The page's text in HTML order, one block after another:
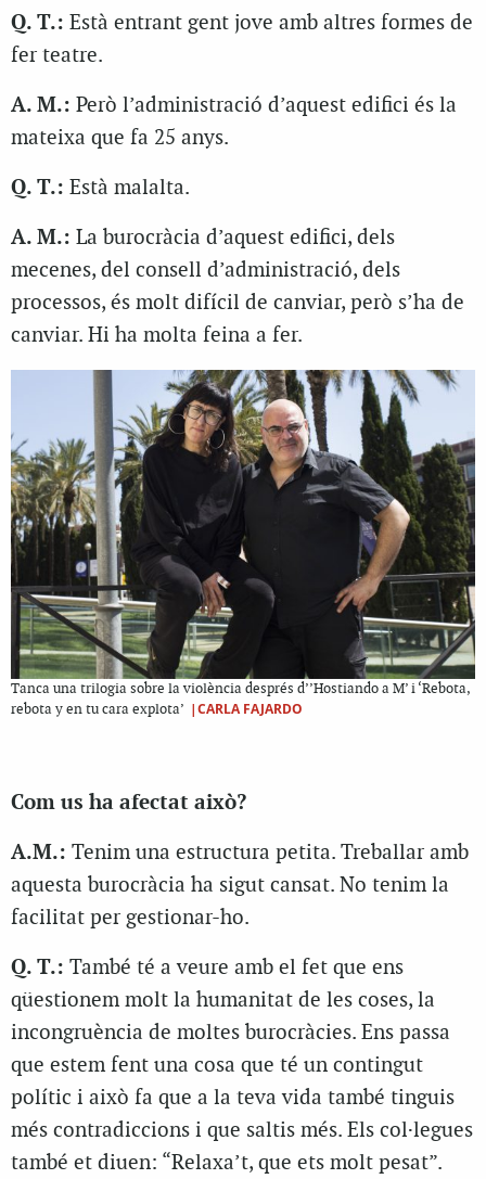
Q. T.: Està entrant gent jove amb altres formes de
fer teatre.
A. M.: Però l’administració d’aquest edifici és la
mateixa que fa 25 anys.
Q. T.: Està malalta.
A. M.: La burocràcia d’aquest edifici, dels
mecenes, del consell d’administració, dels
processos, és molt difícil de canviar, però s’ha de
canviar. Hi ha molta feina a fer.
Tanca una trilogia sobre la violència després d’’Hostiando a M’ i ‘Rebota,
rebota y en tu cara explota’ |CARLA FAJARDO
Com us ha afectat això?
A.M.: Tenim una estructura petita. Treballar amb
aquesta burocràcia ha sigut cansat. No tenim la
facilitat per gestionar-ho.
Q. T.: També té a veure amb el fet que ens
qüestionem molt la humanitat de les coses, la
incongruència de moltes burocràcies. Ens passa
que estem fent una cosa que té un contingut
polític i això fa que a la teva vida també tinguis
més contradiccions i que saltis més. Els col·legues
també et diuen: “Relaxa’t, que ets molt pesat”.